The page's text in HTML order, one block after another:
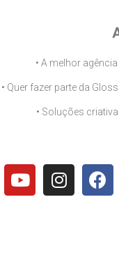
• A melhor
• Quer fazer parte da
• Soluções